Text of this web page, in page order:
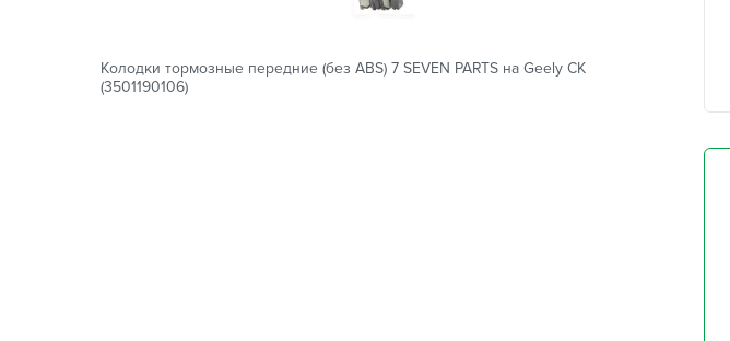
Колодки тормозные передние (без ABS) 7 SEVEN PARTS на Geely CK
(3501190106)